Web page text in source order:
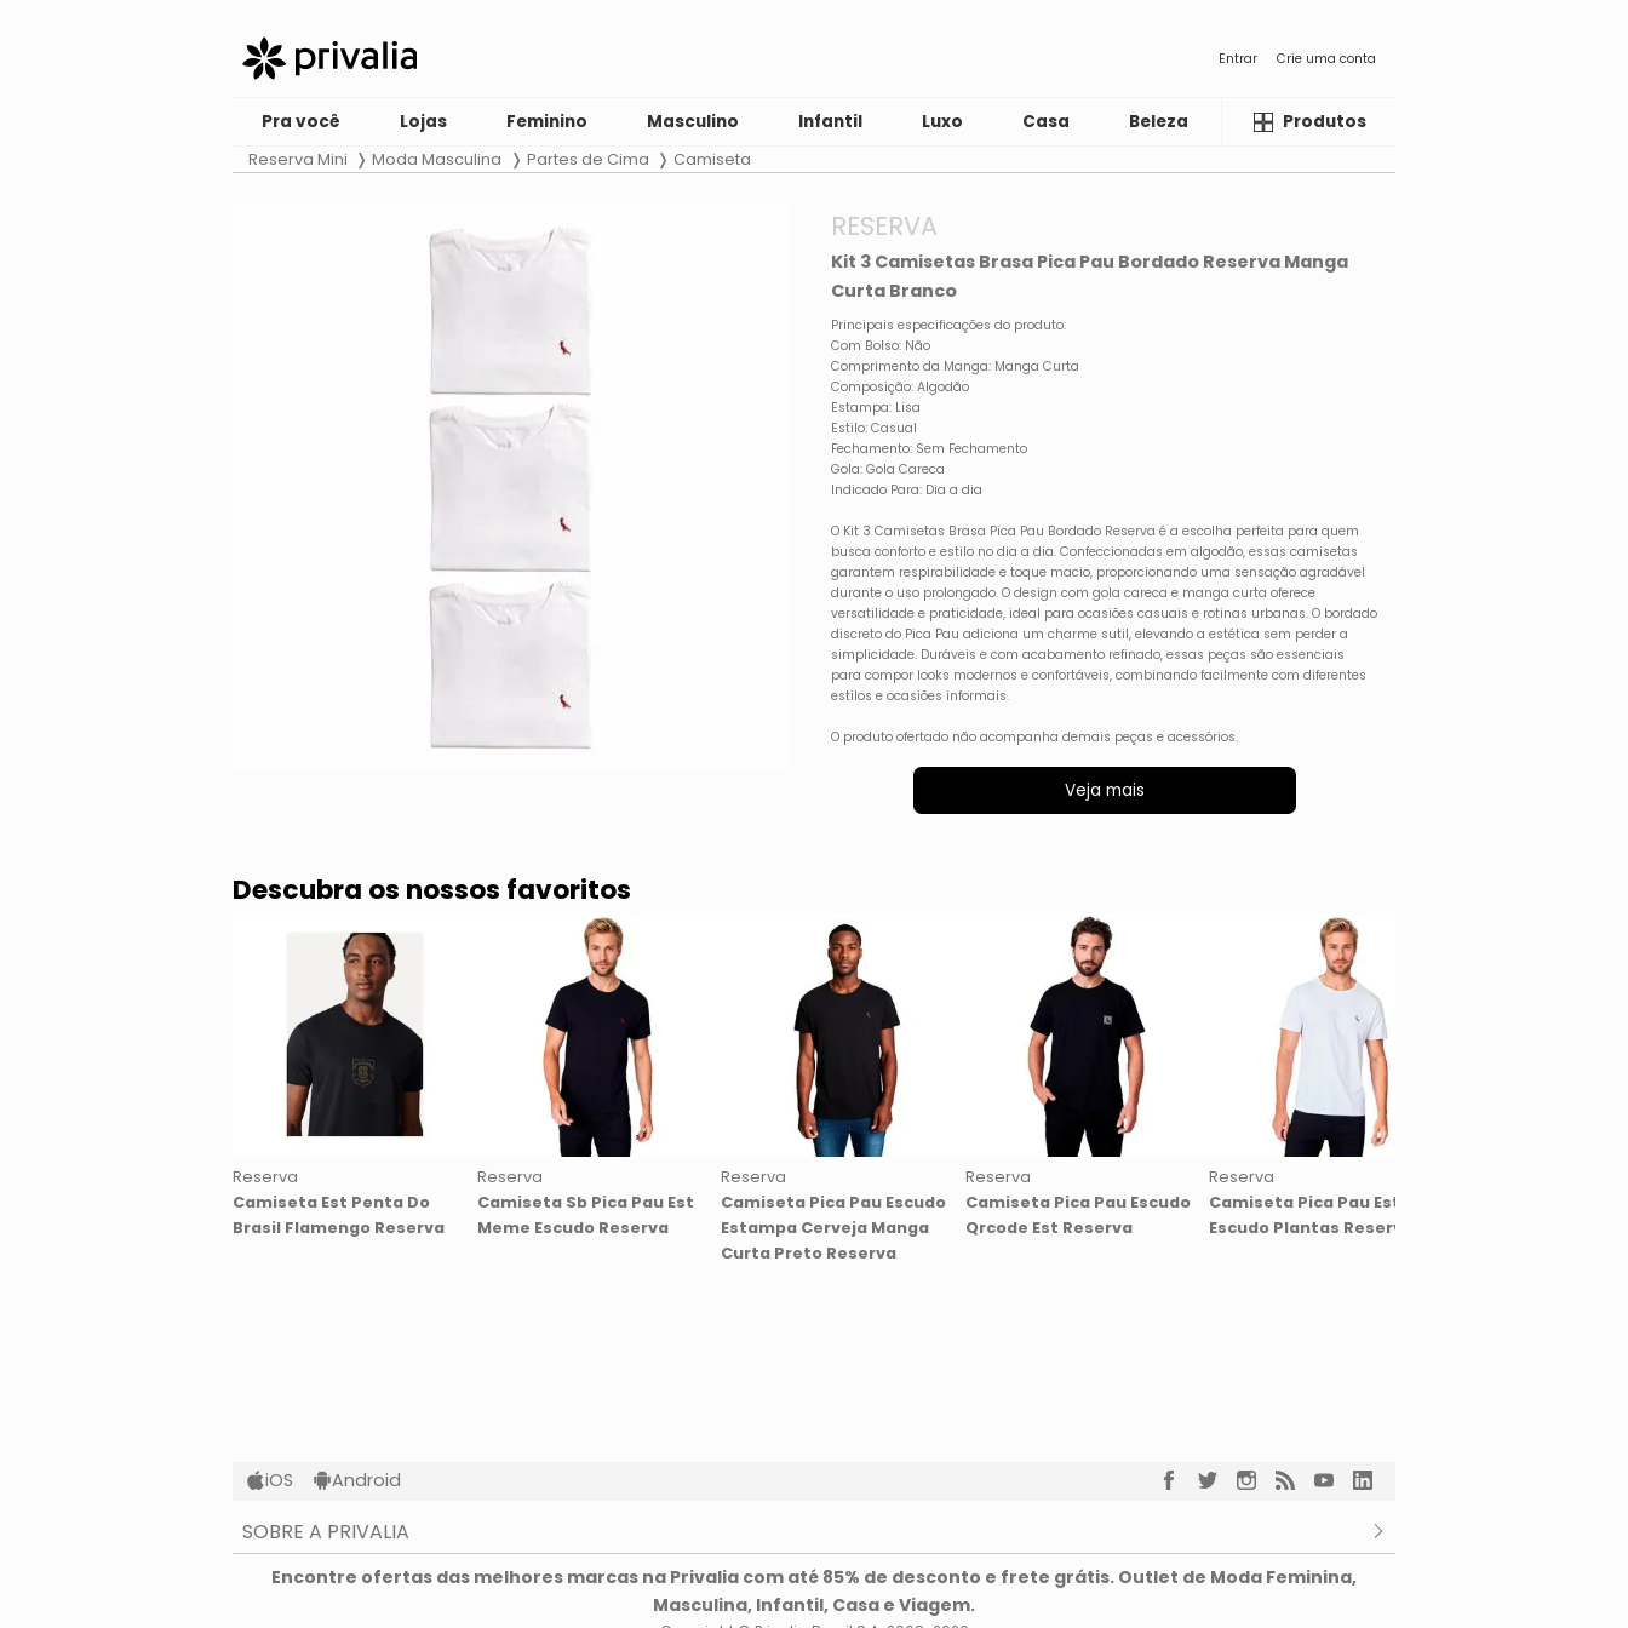
Entrar Crie uma conta
Pra você Lojas Feminino Masculino Infantil Luxo Casa Beleza LiquidaProdutos
Reserva Mini Moda Masculina Partes de Cima Camiseta
RESERVA
Kit 3 Camisetas Brasa Pica Pau Bordado Reserva Manga
Curta Branco
Principais especificações do produto:
Com Bolso: Não
Comprimento da Manga: Manga Curta
Composição: Algodão
Estampa: Lisa
Estilo: Casual
Fechamento: Sem Fechamento
Gola: Gola Careca
Indicado Para: Dia a dia
O Kit 3 Camisetas Brasa Pica Pau Bordado Reserva é a escolha perfeita para quem
busca conforto e estilo no dia a dia. Confeccionadas em algodão, essas camisetas
garantem respirabilidade e toque macio, proporcionando uma sensação agradável
durante o uso prolongado. O design com gola careca e manga curta oferece
versatilidade e praticidade, ideal para ocasiões casuais e rotinas urbanas. O bordado
discreto do Pica Pau adiciona um charme sutil, elevando a estética sem perder a
simplicidade. Duráveis e com acabamento refinado, essas peças são essenciais
para compor looks modernos e confortáveis, combinando facilmente com diferentes
estilos e ocasiões informais.
O produto ofertado não acompanha demais peças e acessórios.
Veja mais
Descubra os nossos favoritos
Reserva
Camiseta Est Penta Do
Brasil Flamengo Reserva
Reserva
Camiseta Sb Pica Pau Est
Meme Escudo Reserva
Reserva
Camiseta Pica Pau Escudo
Estampa Cerveja Manga
Curta Preto Reserva
Reserva
Camiseta Pica Pau Escudo
Qrcode Est Reserva
Reserva
Camiseta Pica Pau Est
Escudo Plantas Reserva
iOS Android
SOBRE A PRIVALIA
O que é a Privalia?
Encontre ofertas das melhores marcas na Privalia com até 85% de desconto e frete grátis. Outlet de Moda Feminina,
Masculina, Infantil, Casa e Viagem.